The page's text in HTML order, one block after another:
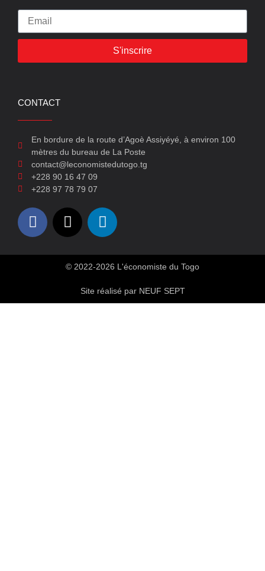
S'inscrire
CONTACT
En bordure de la route d’Agoè Assiyéyé, à environ 100
mètres du bureau de La Poste
contact@leconomistedutogo.tg
+228 90 16 47 09
+228 97 78 79 07
© 2022-2026 L'économiste du Togo
Site réalisé par NEUF SEPT